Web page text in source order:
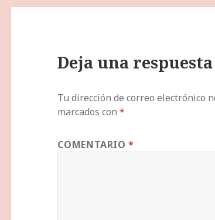
Deja una respuesta
Tu dirección de correo electrónico
marcados con*
COMENTARIO*